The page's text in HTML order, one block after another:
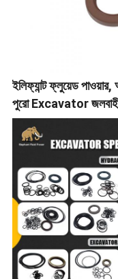
ইলিফ্যান্ট ফ্লুয়েড
পুরো Excavator জলবাহী